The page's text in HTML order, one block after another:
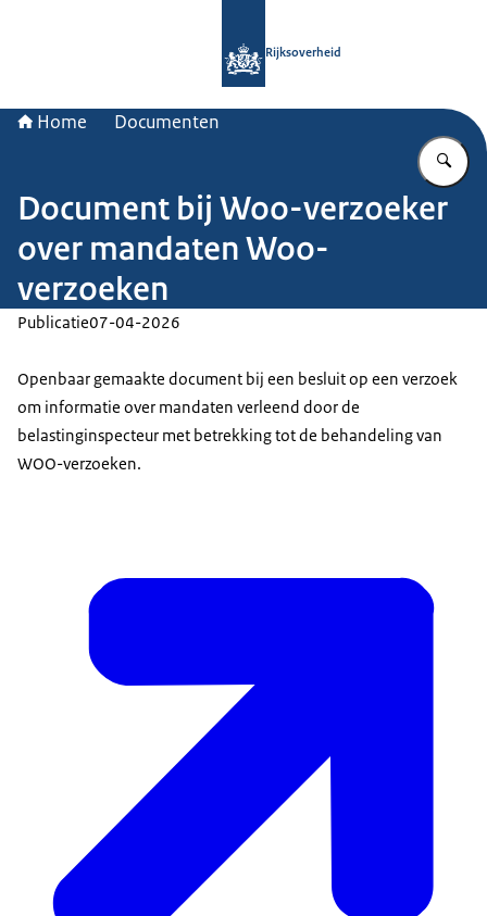
Rijksoverheid
Home Documenten
Document bij Woo-verzoeker
over mandaten Woo-
verzoeken
Publicatie07-04-2026
Openbaar gemaakte document bij een besluit op een verzoek
om informatie over mandaten verleend door de
belastinginspecteur met betrekking tot de behandeling van
WOO-verzoeken.